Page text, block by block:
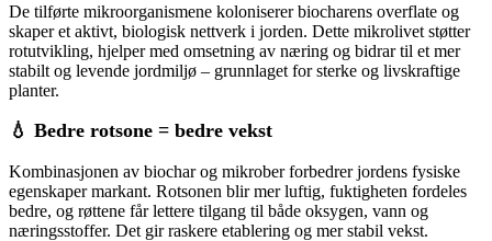
De tilførte mikroorganismene koloniserer biocharens overflate og
skaper et aktivt, biologisk nettverk i jorden. Dette mikrolivet støtter
rotutvikling, hjelper med omsetning av næring og bidrar til et mer
stabilt og levende jordmiljø – grunnlaget for sterke og livskraftige
planter.
💧 Bedre rotsone = bedre vekst
Kombinasjonen av biochar og mikrober forbedrer jordens fysiske
egenskaper markant. Rotsonen blir mer luftig, fuktigheten fordeles
bedre, og røttene får lettere tilgang til både oksygen, vann og
næringsstoffer. Det gir raskere etablering og mer stabil vekst.